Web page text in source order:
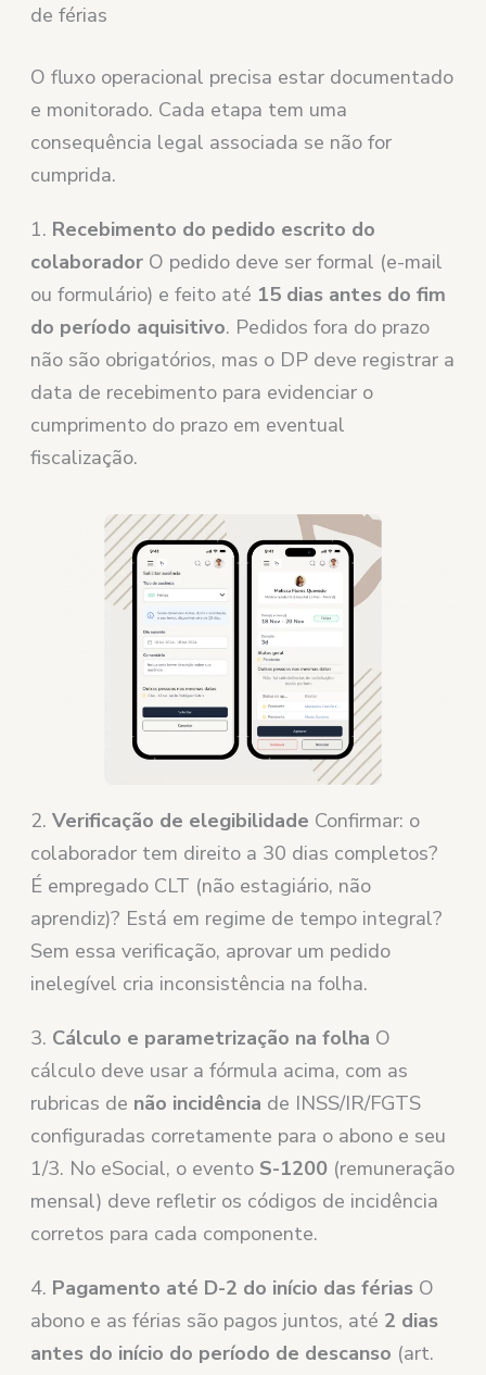
de férias
O fluxo operacional precisa estar documentado
e monitorado. Cada etapa tem uma
consequência legal associada se não for
cumprida.
1. Recebimento do pedido escrito do
colaborador O pedido deve ser formal (e-mail
ou formulário) e feito até 15 dias antes do fim
do período aquisitivo. Pedidos fora do prazo
não são obrigatórios, mas o DP deve registrar a
data de recebimento para evidenciar o
cumprimento do prazo em eventual
fiscalização.
2. Verificação de elegibilidade Confirmar: o
colaborador tem direito a 30 dias completos?
É empregado CLT (não estagiário, não
aprendiz)? Está em regime de tempo integral?
Sem essa verificação, aprovar um pedido
inelegível cria inconsistência na folha.
3. Cálculo e parametrização na folha O
cálculo deve usar a fórmula acima, com as
rubricas de não incidência de INSS/IR/FGTS
configuradas corretamente para o abono e seu
1/3. No eSocial, o evento S-1200 (remuneração
mensal) deve refletir os códigos de incidência
corretos para cada componente.
4. Pagamento até D-2 do início das férias O
abono e as férias são pagos juntos, até 2 dias
antes do início do período de descanso (art.